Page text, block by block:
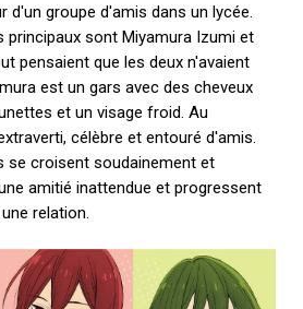
d'un groupe d'amis dans un lycée.
principaux sont Miyamura Izumi et
pensaient que les deux n'avaient
est un gars avec des cheveux
et un visage froid. Au
célèbre et entouré d'amis.
se croisent soudainement et
amitié inattendue et progressent
relation.